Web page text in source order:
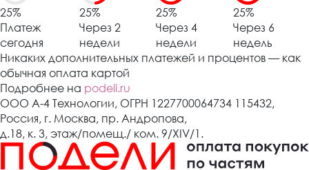
25%
Платеж
сегодня
25%
Через 2
недели
25%
Через 4
недели
25%
Через 6
недель
Никаких дополнительных платежей и процентов — как
обычная оплата картой
Подробнее на podeli.ru
ООО А-4 Технологии, ОГРН 1227700064734 115432,
Россия, г. Москва, пр. Андропова,
д.18, к. 3, этаж/помещ./ ком. 9/XIV/1.